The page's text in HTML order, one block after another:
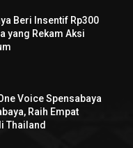
Beri Insentif Rp300
yang Rekam Aksi
Voice Spensabaya
Raih Empat
Thailand